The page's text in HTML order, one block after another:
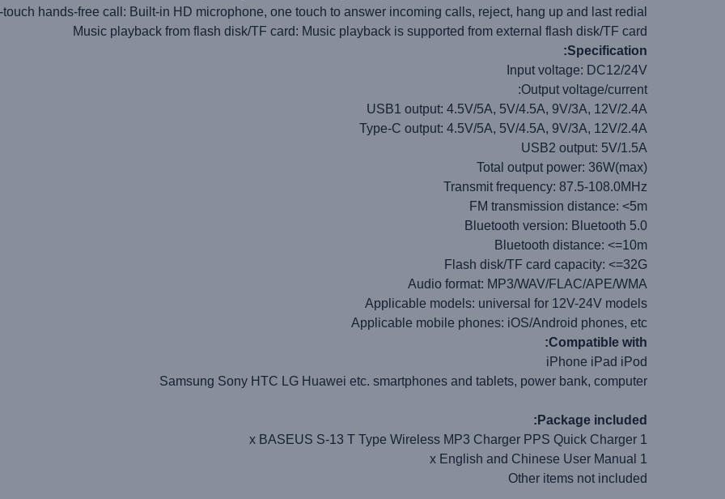
touch hands-free call: Built-in HD microphone, one touch to answer incoming calls, reject, hang up and last redial
Music playback from flash disk/TF card: Music playback is supported from external flash disk/TF card
Specification:
Input voltage: DC12/24V
Output voltage/current:
USB1 output: 4.5V/5A, 5V/4.5A, 9V/3A, 12V/2.4A
Type-C output: 4.5V/5A, 5V/4.5A, 9V/3A, 12V/2.4A
USB2 output: 5V/1.5A
Total output power: 36W(max)
Transmit frequency: 87.5-108.0MHz
FM transmission distance: <5m
Bluetooth version: Bluetooth 5.0
Bluetooth distance: <=10m
Flash disk/TF card capacity: <=32G
Audio format: MP3/WAV/FLAC/APE/WMA
Applicable models: universal for 12V-24V models
Applicable mobile phones: iOS/Android phones, etc
Compatible with:
iPhone iPad iPod
Samsung Sony HTC LG Huawei etc. smartphones and tablets, power bank, computer
Package included:
1 x BASEUS S-13 T Type Wireless MP3 Charger PPS Quick Charger
1 x English and Chinese User Manual
Other items not included